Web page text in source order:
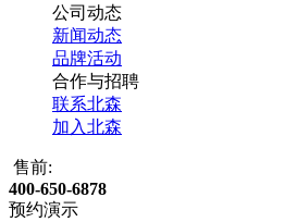
公司动态
新闻动态
品牌活动
合作与招聘
联系北森
加入北森
售前:
400-650-6878
预约演示